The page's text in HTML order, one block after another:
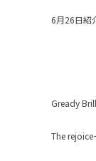
6月26日紹
Gready
The rejoice